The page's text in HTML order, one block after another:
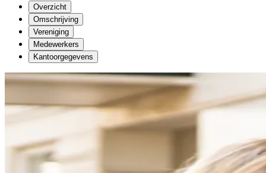
Overzicht
Omschrijving
Vereniging
Medewerkers
Kantoorgegevens